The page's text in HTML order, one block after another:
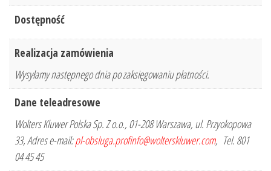
Dostępność
Realizacja zamówienia
Wysyłamy następnego dnia po zaksięgowaniu płatności.
Dane teleadresowe
Wolters Kluwer Polska Sp. Z o.o., 01-208 Warszawa, ul. Przyokopowa
33, Adres e-mail:pl-obsluga.profinfo@wolterskluwer.com, Tel. 801
04 45 45